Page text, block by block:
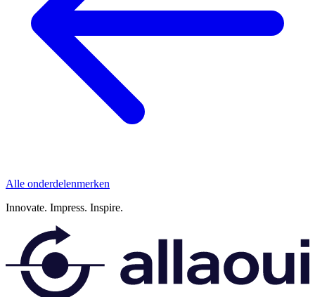
Alle onderdelenmerken
Innovate. Impress. Inspire.